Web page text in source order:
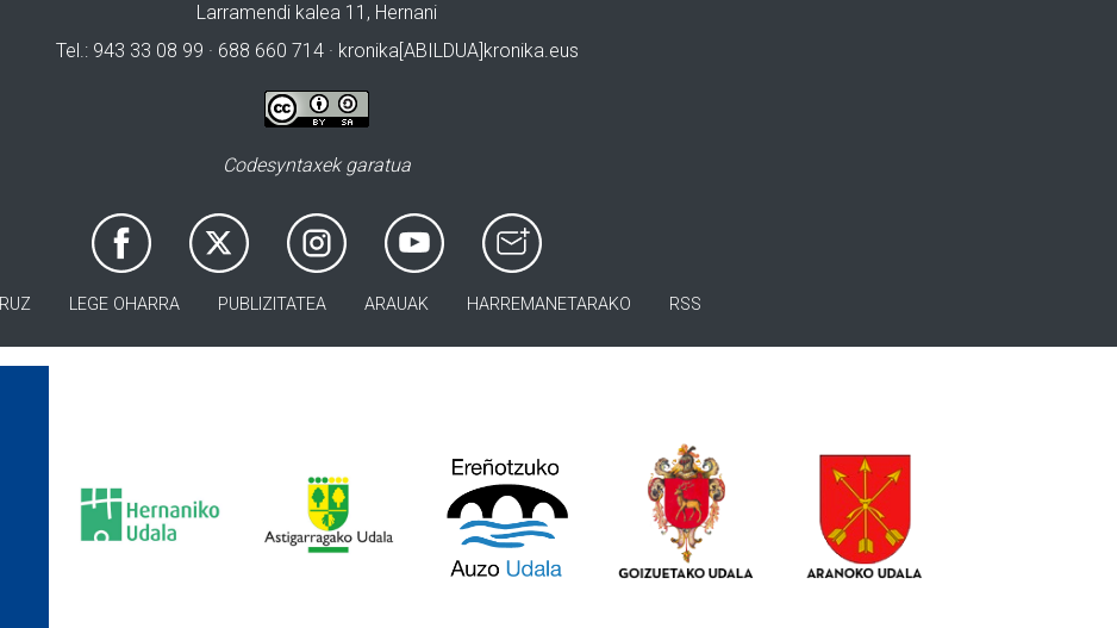
Larramendi kalea 11, Hernani
Tel.: 943 33 08 99 · 688 660 714 · kronika[ABILDUA]kronika.eus
Codesyntaxek garatua
LEGE OHARRA PUBLIZITATEA ARAUAK HARREMANETARAKO RSS